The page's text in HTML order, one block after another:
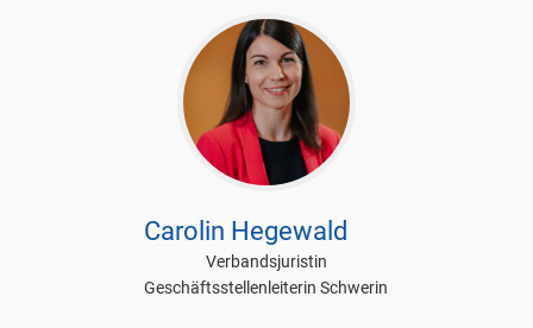
Carolin Hegewald
Verbandsjuristin
Geschäftsstellenleiterin Schwerin